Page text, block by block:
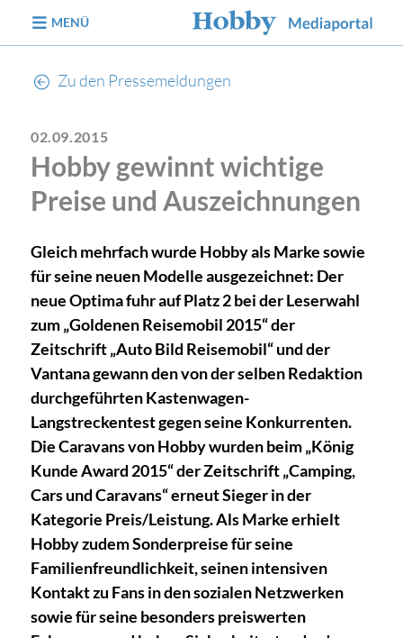
MENÜ
Zu den Pressemeldungen
02.09.2015
Hobby gewinnt wichtige
Preise und Auszeichnungen
Gleich mehrfach wurde Hobby als Marke sowie
für seine neuen Modelle ausgezeichnet: Der
neue Optima fuhr auf Platz 2 bei der Leserwahl
zum „Goldenen Reisemobil 2015“ der
Zeitschrift „Auto Bild Reisemobil“ und der
Vantana gewann den von der selben Redaktion
durchgeführten Kastenwagen-
Langstreckentest gegen seine Konkurrenten.
Die Caravans von Hobby wurden beim „König
Kunde Award 2015“ der Zeitschrift „Camping,
Cars und Caravans“ erneut Sieger in der
Kategorie Preis/Leistung. Als Marke erhielt
Hobby zudem Sonderpreise für seine
Familienfreundlichkeit, seinen intensiven
Kontakt zu Fans in den sozialen Netzwerken
sowie für seine besonders preiswerten